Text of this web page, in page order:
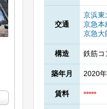
交通
京浜東
京急本
京急大
構造 鉄筋コ
築年月 2020
賃料 *****